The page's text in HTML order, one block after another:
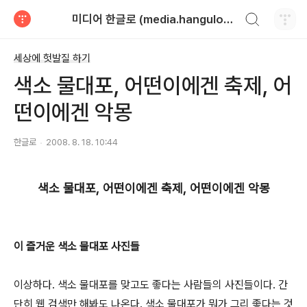
미디어 한글로 (media.hangulo.net)
세상에 헛발질 하기
색소 물대포, 어떤이에겐 축제, 어
떤이에겐 악몽
한글로 2008. 8. 18. 10:44
색소 물대포, 어떤이에겐 축제, 어떤이에겐 악몽
이 즐거운 색소 물대포 사진들
이상하다. 색소 물대포를 맞고도 좋다는 사람들의 사진들이다. 간
단히 웹 검색만 해봐도 나온다. 색소 물대포가 뭐가 그리 좋다는 것